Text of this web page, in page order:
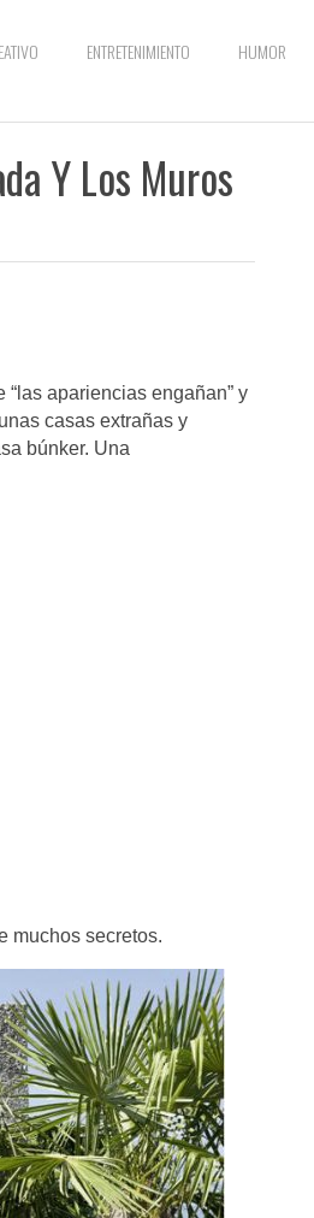
ENTRETENIMIENTO HUMOR
Y Los Muros
apariencias engañan” y
casas extrañas y
búnker. Una
muchos secretos.